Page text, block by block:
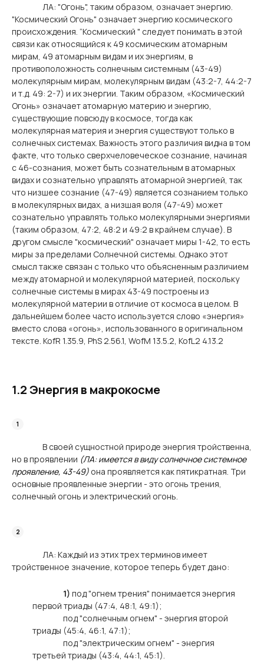
ЛА: "Огонь", таким образом, означает энергию.
"Космический Огонь" означает энергию космического
происхождения. “Космический " следует понимать в этой
связи как относящийся к 49 космическим атомарным
мирам, 49 атомарным видам и их энергиям, в
противоположность солнечным системным (43-49)
молекулярным мирам, молекулярным видам (43:2-7, 44:2-7
и т.д. 49: 2-7) и их энергии. Таким образом, «Космический
Огонь» означает атомарную материю и энергию,
существующие повсюду в космосе, тогда как
молекулярная материя и энергия существуют только в
солнечных системах. Важность этого различия видна в том
факте, что только сверхчеловеческое сознание, начиная
с 46-сознания, может быть сознательным в атомарных
видах и сознательно управлять атомарной энергией, так
что низшее сознание (47-49) является сознанием только
в молекулярных видах, а низшая воля (47-49) может
сознательно управлять только молекулярными энергиями
(таким образом, 47:2, 48:2 и 49:2 в крайнем случае). В
другом смысле "космический" означает миры 1-42, то есть
миры за пределами Солнечной системы. Однако этот
смысл также связан с только что объясненным различием
между атомарной и молекулярной материей, поскольку
солнечные системы в мирах 43-49 построены из
молекулярной материи в отличие от космоса в целом. В
дальнейшем более часто используется слово «энергия»
вместо слова «огонь», использованного в оригинальном
тексте. KofR 1.35.9, PhS 2.56.1, WofM 13.5.2, KofL2 4.13.2
1.2 Энергия в макрокосме
В своей сущностной природе энергия тройственна,
но в проявлении (ЛА: имеется в виду солнечное системное
проявление, 43-49) она проявляется как пятикратная. Три
основные проявленные энергии - это огонь трения,
солнечный огонь и электрический огонь.
ЛА: Каждый из этих трех терминов имеет
тройственное значение, которое теперь будет дано:
1) под "огнем трения" понимается энергия
первой триады (47:4, 48:1, 49:1);
под "солнечным огнем" - энергия второй
триады (45:4, 46:1, 47:1);
под "электрическим огнем" - энергия
третьей триады (43:4, 44:1, 45:1).